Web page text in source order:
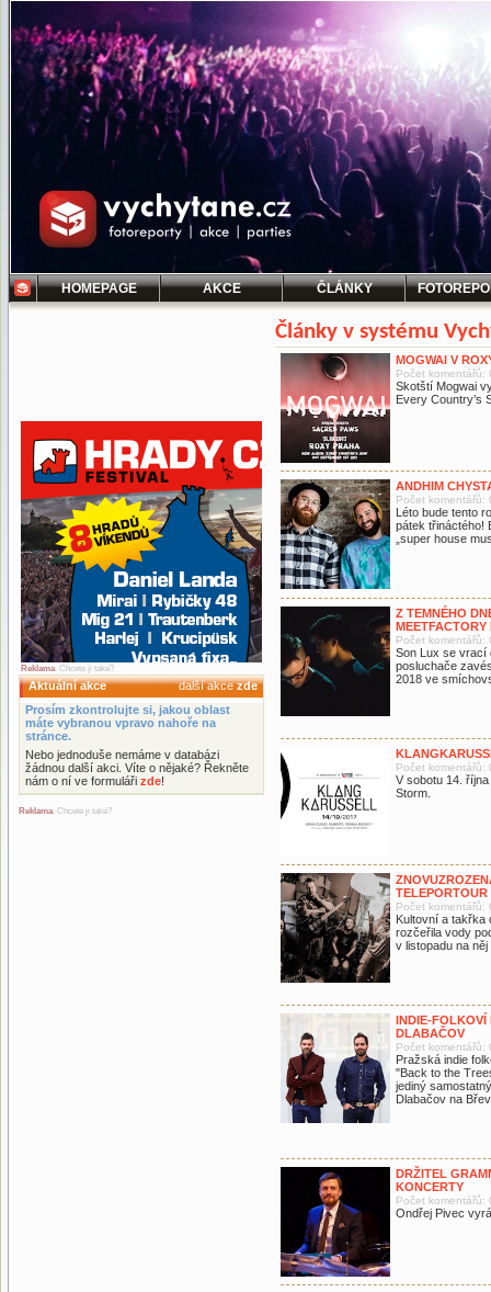
HOMEPAGE AKCE ČLÁNKY
Reklama. Chcete ji také?
Aktuální akce další akcezde
Prosím zkontrolujte si, jakou oblast
máte vybranou vpravo nahoře na
stránce.
Nebo jednoduše nemáme v databázi
žádnou další akci. Víte o nějaké? Řekněte
nám o ní ve formuláři zde!
Reklama. Chcete ji také?
Články v systému
MOGWAI V
Počet komentářů:
Skotští Mogwai
Every Country’s
ANDHIM
Počet komentářů:
Léto bude tento
pátek třináctého!
„super house
Z TEMNÉHO
Počet komentářů:
Son Lux se vrací
posluchače
2018 ve
Počet komentářů:
V sobotu 14.
Storm.
TELEPORTOUR
Počet komentářů:
Kultovní a takřka
rozčeřila vody
v listopadu na
INDIE-FOLKOVÍ
DLABAČOV
Počet komentářů:
Pražská indie
"Back to the
jediný
Dlabačov na
DRŽITEL
KONCERTY
Počet komentářů:
Ondřej Pivec